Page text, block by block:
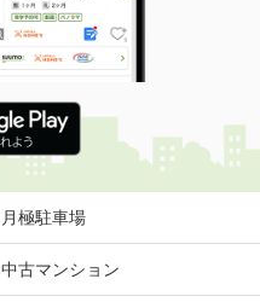
月極駐車場
中古マンション